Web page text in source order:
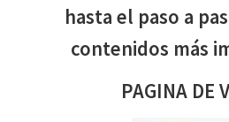
hasta el paso a
contenidos más
PAGINA DE